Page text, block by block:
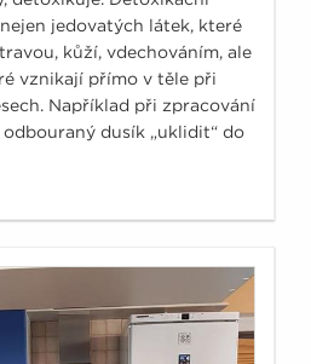
jedovatých látek, které
kůží, vdechováním, ale
vznikají přímo v těle při
Například při zpracování
dusík „uklidit“ do